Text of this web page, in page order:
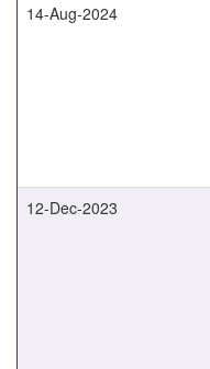
14-Aug-2024
12-Dec-2023